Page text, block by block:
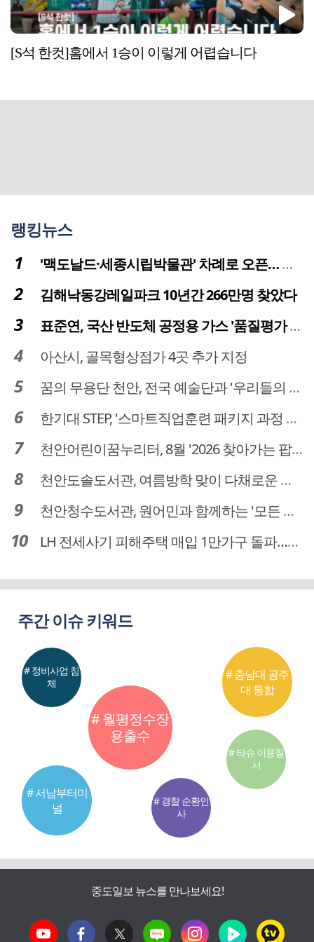
[S석 한컷]홈에서 1승이 이렇게 어렵습니다
랭킹뉴스
'맥도날드·세종시립박물관' 차례로 오픈… 고운동 정주여건 좋아진다
김해낙동강레일파크 10년간 266만명 찾았다
표준연, 국산 반도체 공정용 가스 '품질평가 체계' 구축
아산시, 골목형상점가 4곳 추가 지정
꿈의 무용단 천안, 전국 예술단과 '우리들의 하모니' 선보여
한기대 STEP, '스마트직업훈련 패키지 과정 3기' 모집
천안어린이꿈누리터, 8월 '2026 찾아가는 팝업놀이터' 운영
천안도솔도서관, 여름방학 맞이 다채로운 독서문화 프로그램 운영
천안청수도서관, 원어민과 함께하는 '모든 영어 모든 독서' 운영
LH 전세사기 피해주택 매입 1만가구 돌파…피해 인정도 4만건 넘어
주간 이슈 키워드
# 월평정수장
용출수
# 서남부터미
널
# 충남대 공주
대 통합
# 정비사업 침
체
# 경찰 순환인
사
# 타슈 이용질
서
중도일보 뉴스를 만나보세요!